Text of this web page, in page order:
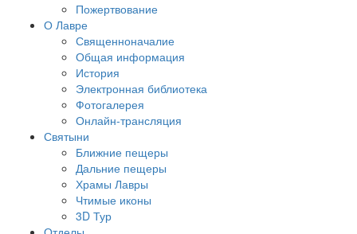
Пожертвование
О Лавре
Священноначалие
Общая информация
История
Электронная библиотека
Фотогалерея
Онлайн-трансляция
Святыни
Ближние пещеры
Дальние пещеры
Храмы Лавры
Чтимые иконы
3D Тур